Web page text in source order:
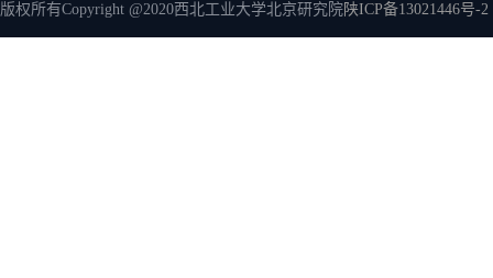
版权所有Copyright @2020西北工业大学北京研究院陕ICP备13021446号-2